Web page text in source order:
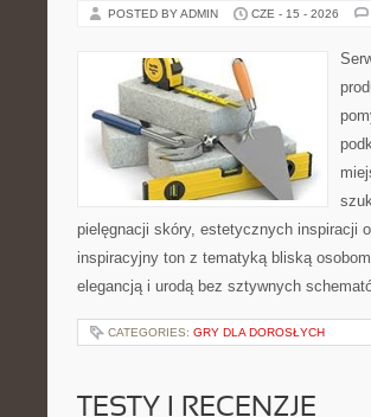
POSTED BY ADMIN CZE - 15 - 2026
pielęgnacji skóry, estetycznych inspiracji
inspiracyjny ton z tematyką bliską
elegancją i urodą bez sztywnych
CATEGORIES: GRY DLA DOROSŁYCH
TESTY I RECENZJE